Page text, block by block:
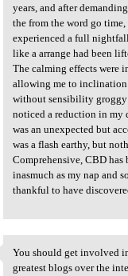
years, and after
the from the word go
experienced a full
like a arrange had been
The calming effects were
allowing me to
without sensibility
noticed a reduction in my
was an unexpected but
was a flash earthy, but
Comprehensive, CBD has
inasmuch as my nap and
thankful to have
You should get
You should get involved
greatest blogs over the